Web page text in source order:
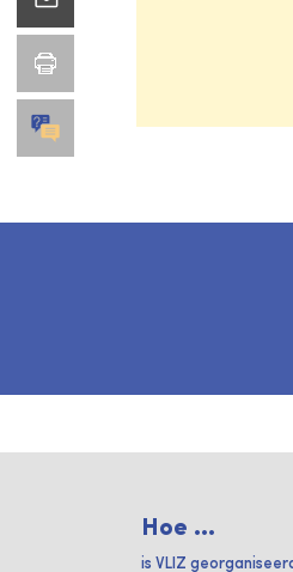
Hoe ...
is VLIZ